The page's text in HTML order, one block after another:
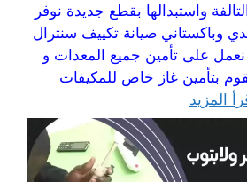
واستبدالها بقطع جديدة نوفر
وباكستاني صيانة تكييف سنترال
نعمل على تأمين جميع المعدات و
بتأمين غاز خاص للمكيفات
المزيد